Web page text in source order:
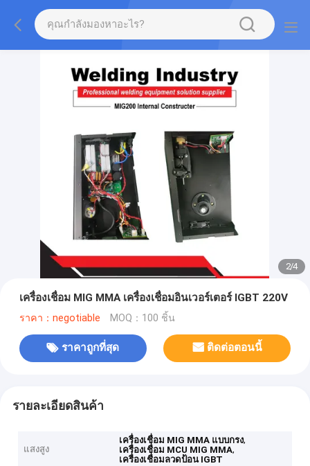
2/4
เครื่องเชื่อม MIG MMA เครื่องเชื่อมอินเวอร์เตอร์ IGBT 220V
ราคา：negotiable MOQ：100 ชิ้น
ราคาถูกที่สุด ติดต่อตอนนี้
รายละเอียดสินค้า
แสงสูง
เครื่องเชื่อม MIG MMA แบบกรง,
เครื่องเชื่อม MCU MIG MMA,
เครื่องเชื่อมลวดป้อน IGBT